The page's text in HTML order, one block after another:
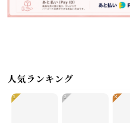
人気ランキング
1 2 3